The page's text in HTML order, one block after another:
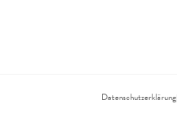
Datenschutzerklärung